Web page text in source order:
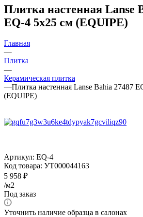
Плитка настенная Lanse
EQ-4 5x25 см (EQUIPE)
Главная
—
Плитка
—
Керамическая плитка
—Плитка настенная Lanse Bahia 27487
(EQUIPE)
Артикул: EQ-4
Код товара: УТ000044163
5 958 ₽
/м2
Под заказ
Уточнить наличие образца в салонах